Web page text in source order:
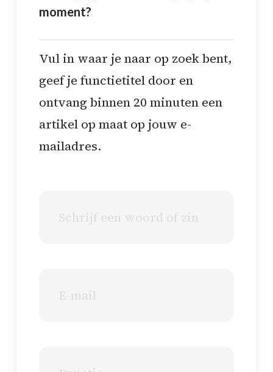
moment?
Vul in waar je naar op zoek bent,
geef je functietitel door en
ontvang binnen 20 minuten een
artikel op maat op jouw e-
mailadres.
content